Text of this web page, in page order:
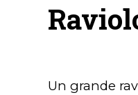
Un grande